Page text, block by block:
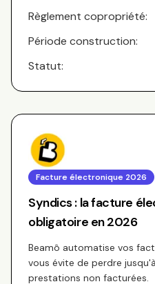
Règlement copropriété:
Période construction:
Statut:
Facture électronique 2026
Syndics : la facture
obligatoire en 2026
Beamô automatise vos
vous évite de perdre
prestations non facturées.